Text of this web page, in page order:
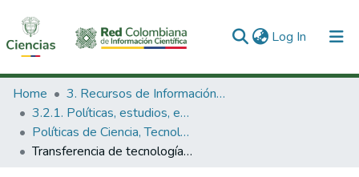
Log In (current)
Communities & Collections
All of DSpace
Statistics
Home
3. Recursos de Información Científica y Tecnológica
3.2.1. Políticas, estudios, evaluaciones e indicadores de CTeI
Políticas de Ciencia, Tecnología e Innovación
Transferencia de tecnología Norte-Sur: Un estudio de la industria petroquímica en América Latina.